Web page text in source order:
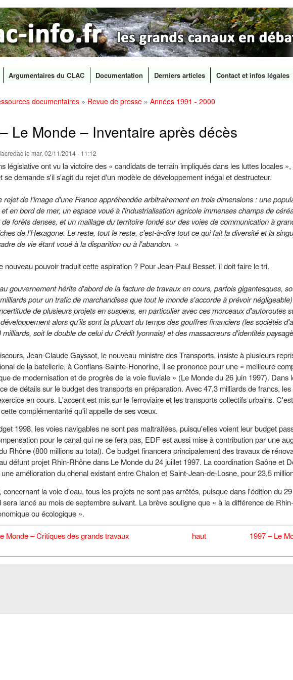
Aller au
Argumentaires du CLAC Documentation Derniers articles Contact et infos légales
documentaires » Revue de presse » Années 1991 - 2000
Le Monde – Inventaire après décès
le mar, 02/11/2014 - 11:12
législative ont vu la victoire des « candidats de terrain impliqués dans les luttes locales
se demande s'il s'agit du rejet d'un modèle de développement inégal et destructeur.
rejet de l'image d'une France appréhendée arbitrairement en trois dimensions : une
en bord de mer, un espace voué à l'industrialisation agricole immenses champs de
forêts denses, et un maillage du territoire fondé sur des voies de communication à
de l'Hexagone. Le reste, tout le reste, c'est-à-dire tout ce qui fait la diversité et la
de vie étant voué à la disparition ou à l'abandon. »
nouveau pouvoir traduit cette aspiration ? Pour Jean-Paul Besset, il doit faire le tri.
gouvernement hérite d'abord de la facture de travaux en cours, parfois gigantesques,
pour un trafic de marchandises que tout le monde s'accorde à prévoir
de plusieurs projets en suspens, en particulier avec ces morceaux d'autoroutes
alors qu'ils sont la plupart du temps des gouffres financiers (les sociétés
milliards, soit le double de celui du Crédit lyonnais) et des massacreurs d'identités
Jean-Claude Gayssot, le nouveau ministre des Transports, insiste à plusieurs
de la batellerie, à Conflans-Sainte-Honorine, il se prononce pour une « meilleure
de modernisation et de progrès de la voie fluviale » (Le Monde du 26 juin 1997).
de détails sur le budget des transports en préparation. Avec 47,3 milliards de francs,
en cours. L'accent est mis sur le ferroviaire et les transports collectifs urbains.
complémentarité qu'il appelle de ses vœux.
1998, les voies navigables ne sont pas maltraitées, puisqu'elles voient leur budget
pour le canal qui ne se fera pas, EDF est aussi mise à contribution par une
Rhône (800 millions au total). Ce budget financera principalement des travaux de
défunt projet Rhin-Rhône dans Le Monde du 24 juillet 1997. La coordination Saône et
amélioration du chenal existant entre Chalon et Saint-Jean-de-Losne, pour 23,5
concernant la voie d'eau, tous les projets ne sont pas arrêtés, puisque dans l'édition du
lancé au mois de septembre suivant. La brève souligne que « à la différence de
ou écologique ».
Monde – Critiques des grands travaux haut
1997 – Le